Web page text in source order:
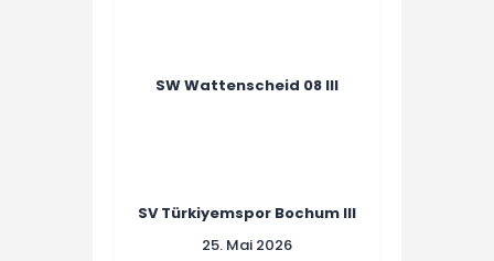
SW Wattenscheid 08 III
SV Türkiyemspor Bochum III
25. Mai 2026